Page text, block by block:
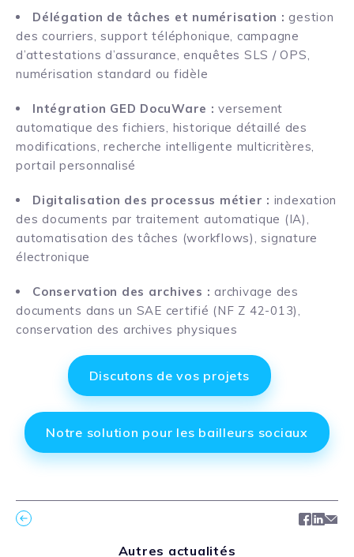
Délégation de tâches et numérisation : gestion
des courriers, support téléphonique, campagne
d’attestations d’assurance, enquêtes SLS / OPS,
numérisation standard ou fidèle
Intégration GED DocuWare : versement
automatique des fichiers, historique détaillé des
modifications, recherche intelligente multicritères,
portail personnalisé
Digitalisation des processus métier : indexation
des documents par traitement automatique (IA),
automatisation des tâches (workflows), signature
électronique
Conservation des archives : archivage des
documents dans un SAE certifié (NF Z 42-013),
conservation des archives physiques
Discutons de vos projets
Notre solution pour les bailleurs sociaux
Autres actualités